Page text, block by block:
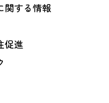
関する情報
促進